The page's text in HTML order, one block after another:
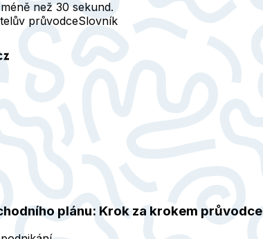
než 30 sekund.
průvodceSlovník
plánu: Krok za krokem průvodce